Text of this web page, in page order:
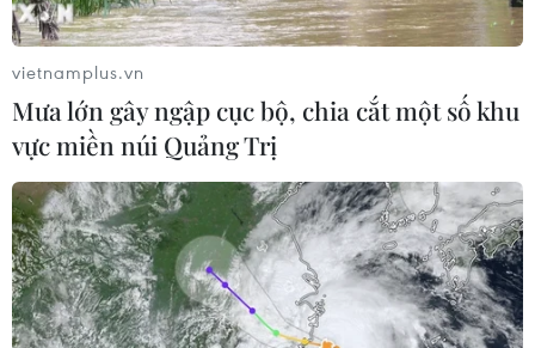
vietnamplus.vn
Mưa lớn gây ngập cục bộ, chia cắt một số khu
vực miền núi Quảng Trị